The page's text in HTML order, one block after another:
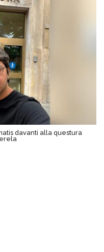
davanti alla questura